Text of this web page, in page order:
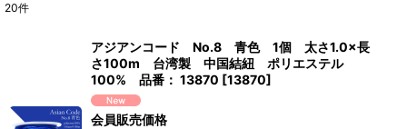
20件
アジアンコード No.8 青色 1個 太さ1.0×長
さ100m 台湾製 中国結紐 ポリエステル
100% 品番： 13870 [13870]
会員販売価格